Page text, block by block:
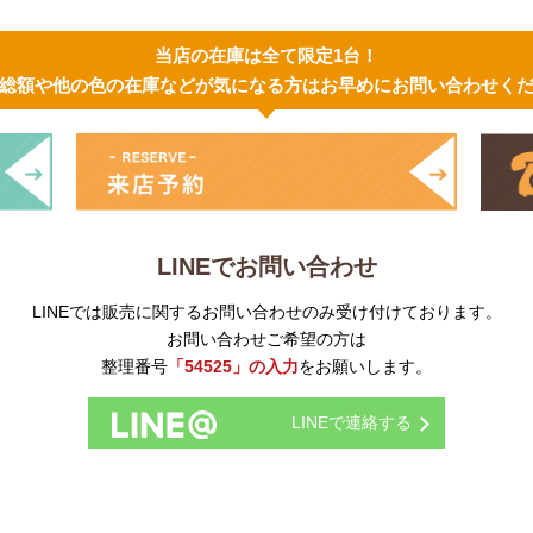
当店の在庫は全て限定1台！
額や他の色の在庫などが気になる方はお早めにお問い合わせく
LINEでお問い合わせ
LINEでは販売に関するお問い合わせのみ受け付けております。
お問い合わせご希望の方は
整理番号 「54525」の入力をお願いします。
LINEで連絡する